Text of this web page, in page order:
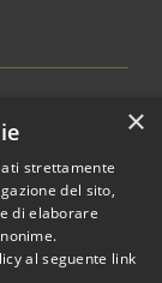
• Comune di
×
strettamente
del sito,
di elaborare
al seguente link